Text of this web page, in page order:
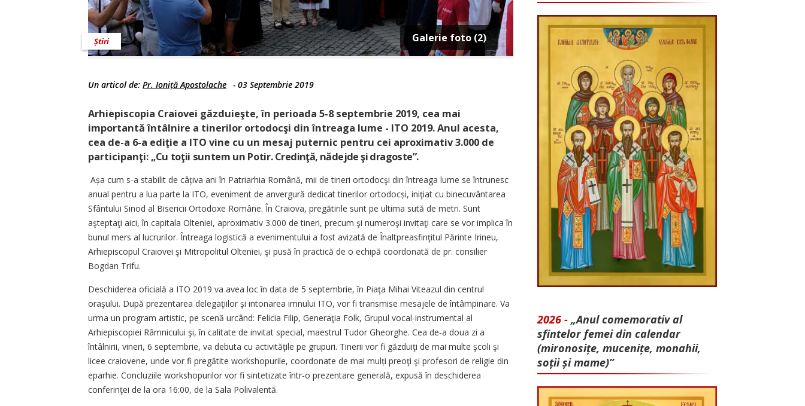
Galerie foto (2)
Știri
Un articol de: Pr. Ioniță Apostolache - 03 Septembrie 2019
Arhiepiscopia Craiovei găzduieşte, în peri­oada 5-8 septembrie 2019, cea mai
importantă întâlnire a tinerilor ortodocşi din întreaga lume - ITO 2019. Anul acesta,
cea de-a 6-a ediţie a ITO vine cu un mesaj puternic pentru cei aproxi­ma­tiv 3.000 de
partici­panţi: „Cu toţii suntem un Potir.Credinţă, nădejde şi dragoste”.
Așa cum s-a stabilit de câțiva ani în Patriarhia Română, mii de tineri ortodocşi din întreaga lume se întrunesc
anual pentru a lua parte la ITO, eveniment de anvergură dedicat tinerilor ortodocși, iniţiat cu binecuvântarea
Sfântului Sinod al Bisericii Ortodoxe Române. În Craiova, pregătirile sunt pe ultima sută de metri. Sunt
aşteptaţi aici, în capitala Olteniei, aproximativ 3.000 de tineri, precum şi numeroşi invitaţi care se vor implica în
bunul mers al lucrurilor. Întreaga logistică a evenimentului a fost avizată de Înalt­preasfinţitul Părinte Irineu,
Arhiepiscopul Craiovei şi Mitropolitul Olteniei, şi pusă în practică de o echipă coordonată de pr. consilier
Bogdan Trifu.
Deschiderea oficială a ITO 2019 va avea loc în data de 5 septembrie, în Piaţa Mihai Viteazul din centrul
oraşului. După prezentarea delegaţiilor şi intonarea imnului ITO, vor fi transmise mesajele de întâmpinare. Va
urma un program artistic, pe scenă urcând: Felicia Filip, Generaţia Folk, Grupul vocal-instrumental al
Arhiepiscopiei Râmnicului şi, în calitate de invitat special, maestrul Tudor Gheorghe. Cea de-a doua zi a
întâlnirii, vineri, 6 septembrie, va debuta cu activităţile pe grupuri. Tinerii vor fi găzduiţi de mai multe şcoli şi
licee craiovene, unde vor fi pregătite workshopurile, coordonate de mai mulți preoţi şi profesori de religie din
eparhie. Concluziile workshopurilor vor fi sintetizate într-o prezentare generală, expusă în deschiderea
conferinţei de la ora 16:00, de la Sala Polivalentă.
2026 - „Anul comemorativ al
sfintelor femei din calendar
(mironosițe, mu­cenițe, monahii,
soții și mame)”